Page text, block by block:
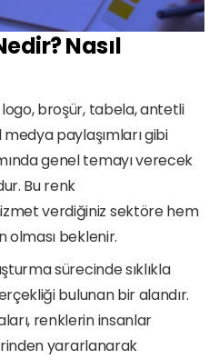
Nasıl
broşür, tabela, antetli
paylaşımları gibi
genel temayı verecek
Bu renk
verdiğiniz sektöre hem
olması beklenir.
sürecinde sıklıkla
bulunan bir alandır.
renklerin insanlar
yararlanarak